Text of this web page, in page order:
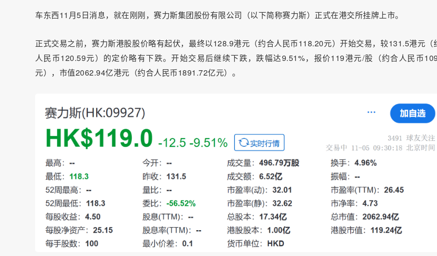
车东西11月5日消息，就在刚刚，赛力斯集团股份有限公司（以下简称赛力斯）正式在港交所挂牌上市。
正式交易之前，赛力斯港股股价略有起伏，最终以128.9港元 （约合人民币118.20元）开始交易，较131.5港元（
人民币120.59元）的定价略有下跌。开始交易后继续下跌，跌幅达9.51%， 报价119港元/股（约合人民币
元），市值2062.94亿港元 （约合人民币1891.72亿元） 。